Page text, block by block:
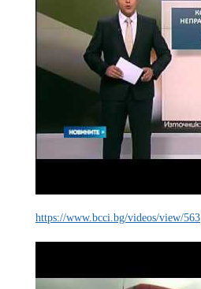
https://www.bcci.bg/videos/view/563